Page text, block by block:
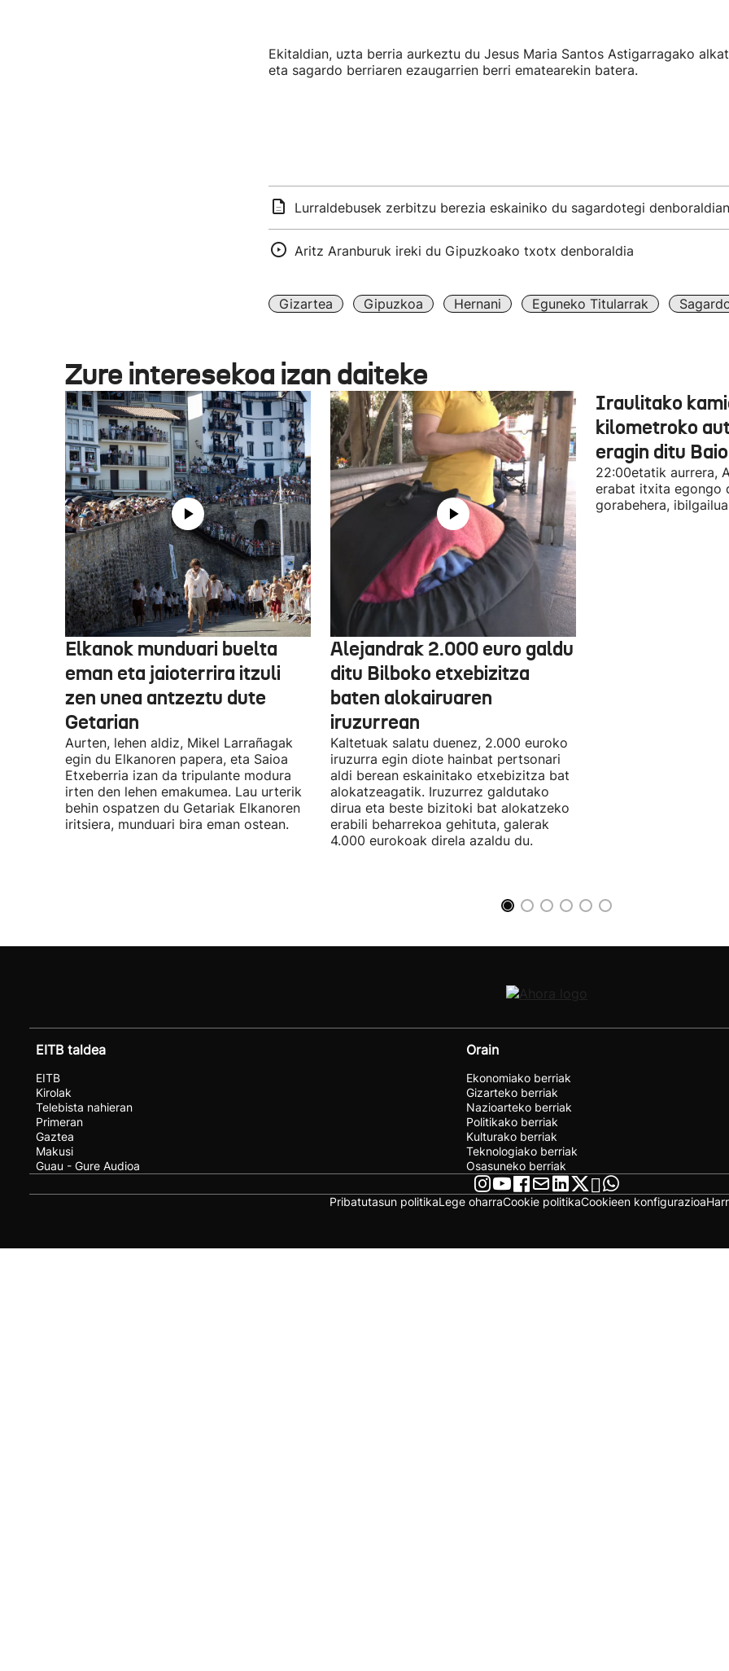
Ekitaldian, uzta berria aurkeztu du Jesus Maria Santos Astigarragako
eta sagardo berriaren ezaugarrien berri ematearekin batera.
Lurraldebusek zerbitzu berezia eskainiko du sagardotegi denboraldian
Aritz Aranburuk ireki du Gipuzkoako txotx denboraldia
Gizartea Gipuzkoa Hernani Eguneko Titularrak
Zure interesekoa izan daiteke
Elkanok munduari buelta
eman eta jaioterrira itzuli
zen unea antzeztu dute
Getarian
Aurten, lehen aldiz, Mikel Larrañagak
egin du Elkanoren papera, eta Saioa
Etxeberria izan da tripulante modura
irten den lehen emakumea. Lau urterik
behin ospatzen du Getariak Elkanoren
iritsiera, munduari bira eman ostean.
Alejandrak 2.000 euro galdu
ditu Bilboko etxebizitza
baten alokairuaren
iruzurrean
Kaltetuak salatu duenez, 2.000 euroko
iruzurra egin diote hainbat pertsonari
aldi berean eskainitako etxebizitza bat
alokatzeagatik. Iruzurrez galdutako
dirua eta beste bizitoki bat alokatzeko
erabili beharrekoa gehituta, galerak
4.000 eurokoak direla azaldu du.
Iraulitako
kilometroko
eragin ditu
22:00etatik aurrera,
erabat itxita egongo
gorabehera,
EITB taldea
EITB
Kirolak
Telebista nahieran
Primeran
Gaztea
Makusi
Guau - Gure Audioa
Orain
Ekonomiako berriak
Gizarteko berriak
Nazioarteko berriak
Politikako berriak
Kulturako berriak
Teknologiako berriak
Osasuneko berriak
Pribatutasun politikaLege oharraCookie politikaCookieen konfigurazioa